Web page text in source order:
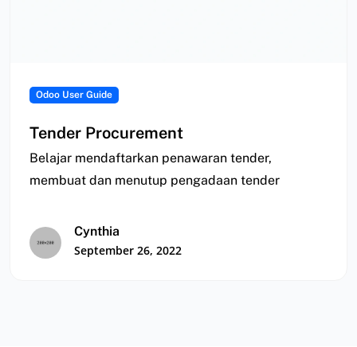
Odoo User Guide
Tender Procurement
Belajar mendaftarkan penawaran tender,
membuat dan menutup pengadaan tender
Cynthia
September 26, 2022